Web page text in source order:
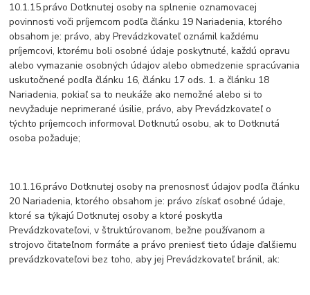
10.1.15.právo Dotknutej osoby na splnenie oznamovacej
povinnosti voči príjemcom podľa článku 19 Nariadenia, ktorého
obsahom je: právo, aby Prevádzkovateľ oznámil každému
príjemcovi, ktorému boli osobné údaje poskytnuté, každú opravu
alebo vymazanie osobných údajov alebo obmedzenie spracúvania
uskutočnené podľa článku 16, článku 17 ods. 1. a článku 18
Nariadenia, pokiaľ sa to neukáže ako nemožné alebo si to
nevyžaduje neprimerané úsilie, právo, aby Prevádzkovateľ o
týchto príjemcoch informoval Dotknutú osobu, ak to Dotknutá
osoba požaduje;
10.1.16.právo Dotknutej osoby na prenosnosť údajov podľa článku
20 Nariadenia, ktorého obsahom je: právo získať osobné údaje,
ktoré sa týkajú Dotknutej osoby a ktoré poskytla
Prevádzkovateľovi, v štruktúrovanom, bežne používanom a
strojovo čitateľnom formáte a právo preniesť tieto údaje ďalšiemu
prevádzkovateľovi bez toho, aby jej Prevádzkovateľ bránil, ak: